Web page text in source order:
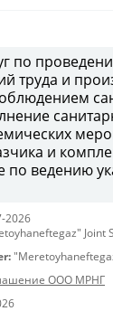
по
труда и
и
по ведению
2026
Joint
ООО МРНГ